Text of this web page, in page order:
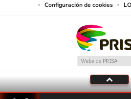
Configuración de cookies